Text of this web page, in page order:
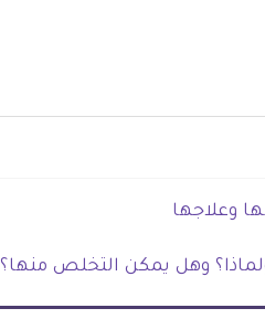
وعلاجها
وهل يمكن التخلص منها؟